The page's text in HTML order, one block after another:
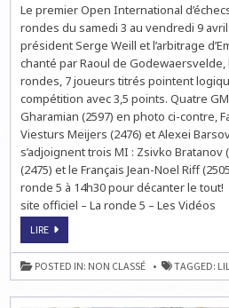
Le premier Open International
rondes du samedi 3 au vendredi 9
président Serge Weill et l’arbitrage
chanté par Raoul de Godewaersvelde,
rondes, 7 joueurs titrés pointent
compétition avec 3,5 points. Quatre
Gharamian (2597) en photo ci-contre,
Viesturs Meijers (2476) et Alexei
s’adjoignent trois MI : Zsivko Bratanov
(2475) et le Français Jean-Noel Riff
ronde 5 à 14h30 pour décanter le
site officiel – La ronde 5 – Les Vidéos
LIREECHECS
LILLE
:
7
TITRÉS
POSTED IN: NON CLASSÉ TAGGED: